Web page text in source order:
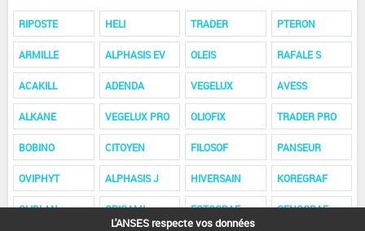
RIPOSTE HELI TRADER PTERON
ARMILLE ALPHASIS EV OLEIS RAFALE S
ACAKILL ADENDA VEGELUX AVESS
ALKANE VEGELUX PRO OLIOFIX TRADER PRO
BOBINO CITOYEN FILOSOF PANSEUR
OVIPHYT ALPHASIS J HIVERSAIN KOREGRAF
OLIBLAN ORIGAMI FOTOGRAF CENOGRAF
L'ANSES respecte vos données